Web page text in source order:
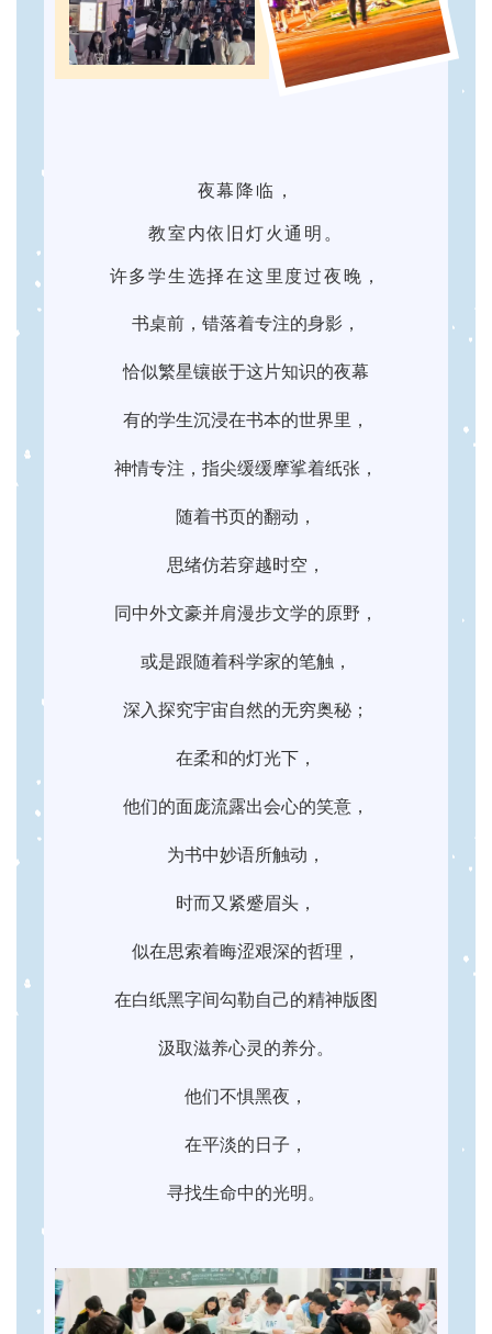
夜幕降临，
教室内依旧灯火通明。
许多学生选择在这里度过夜晚，
书桌前，错落着专注的身影，
恰似繁星镶嵌于这片知识的夜幕
有的学生沉浸在书本的世界里，
神情专注，指尖缓缓摩挲着纸张，
随着书页的翻动，
思绪仿若穿越时空，
同中外文豪并肩漫步文学的原野，
或是跟随着科学家的笔触，
深入探究宇宙自然的无穷奥秘；
在柔和的灯光下，
他们的面庞流露出会心的笑意，
为书中妙语所触动，
时而又紧蹙眉头，
似在思索着晦涩艰深的哲理，
在白纸黑字间勾勒自己的精神版图
汲取滋养心灵的养分。
他们不惧黑夜，
在平淡的日子，
寻找生命中的光明。